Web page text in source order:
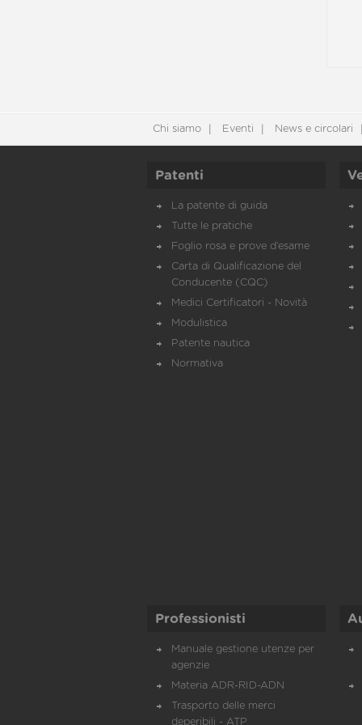
Chi siamo Eventi News e circolari
Patenti
La patente di guida
Tutte le pratiche
Foglio rosa e prove d’esame
Carta di Qualificazione del
Conducente (CQC)
Medici Certificatori - Novità
Modulistica
Patente nautica
Normativa
Professionisti
Manuale gestione utenze per
agenzie
Materia ADR-RID-ADN
Trasporto delle merci
deperibili - ATP